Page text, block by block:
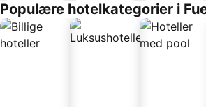
Populære hotelkategorier i